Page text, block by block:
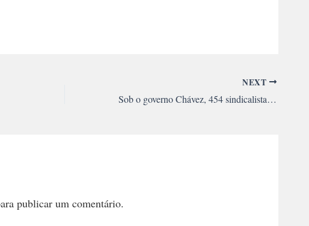
NEXT
Sob o governo Chávez, 454 sindicalista foram assassinados
publicar um comentário.